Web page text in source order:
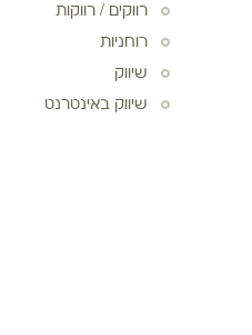
רווקים / רווקות
רוחניות
שיווק
שיווק באינטרנט